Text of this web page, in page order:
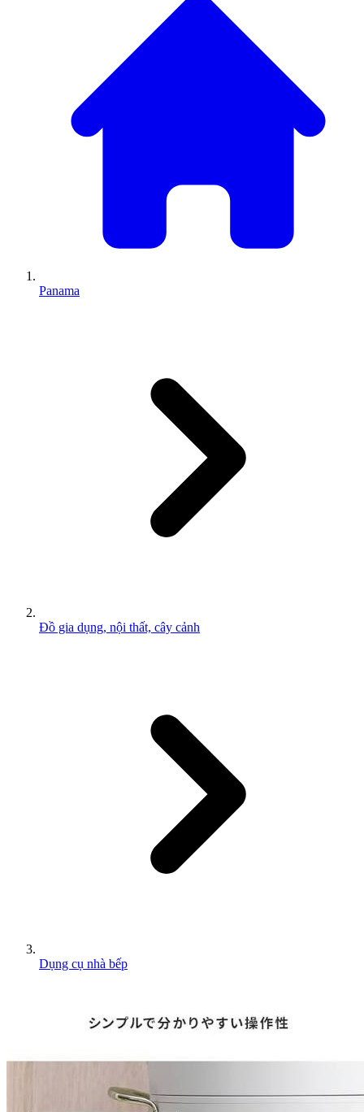
Panama
Đồ gia dụng, nội thất, cây cảnh
Dụng cụ nhà bếp